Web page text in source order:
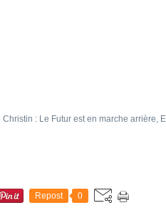
Repost 0